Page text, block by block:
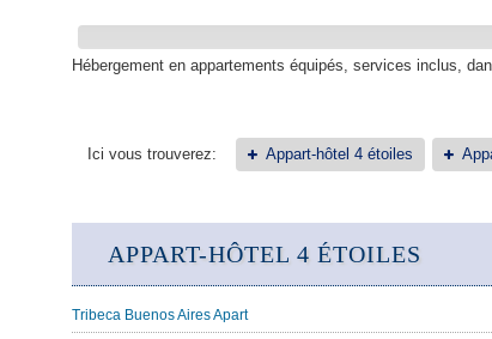
Hébergement en appartements équipés, services inclus,
Ici vous trouverez: Appart-hôtel 4 étoiles
APPART-HÔTEL 4 ÉTOILES
Tribeca Buenos Aires Apart